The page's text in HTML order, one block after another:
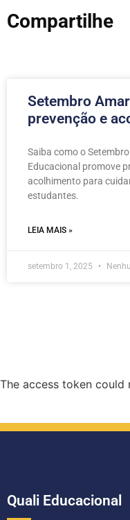
Compartilhe
Setembro
prevenção e
Saiba como o
Educacional promove
acolhimento para
estudantes.
LEIA MAIS »
setembro 1, 2025
The access token
Quali Educacional